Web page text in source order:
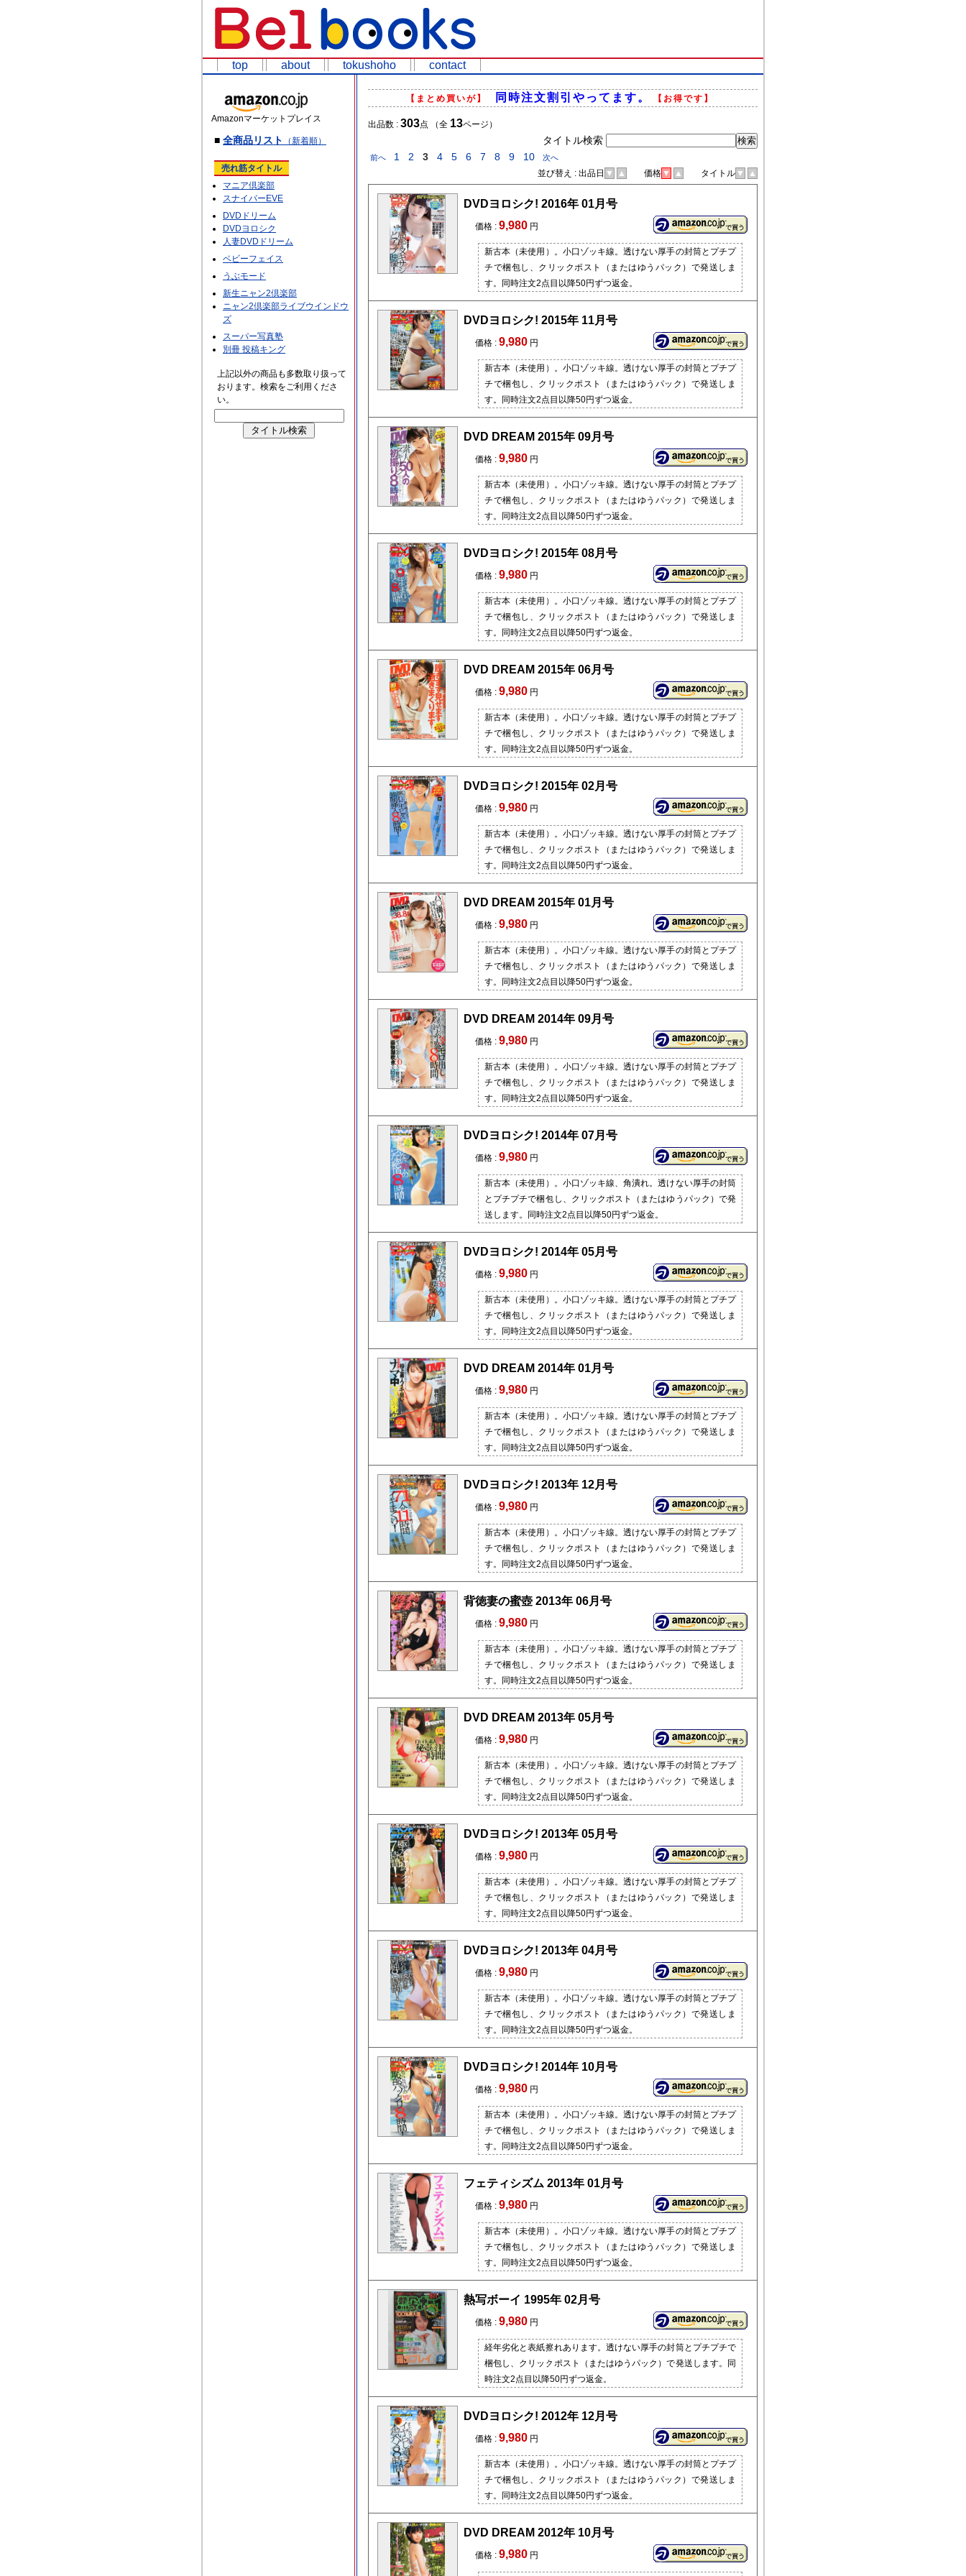
top about tokushoho contact
【まとめ買いが】 同時注文割引やってます。 【お得です】
出品数 : 303点 （全 13ページ）
タイトル検索
前へ 1 2 3 4 5 6 7 8 9 10 次へ
並び替え : 出品日 ▼ ▲ 価格 ▼ ▲ タイトル ▼ ▲
DVDヨロシク! 2016年 01月号
価格 : 9,980 円
新古本（未使用）。小口ゾッキ線。透けない厚手の封筒とプチプ
チで梱包し、クリックポスト（またはゆうパック）で発送しま
す。同時注文2点目以降50円ずつ返金。
DVDヨロシク! 2015年 11月号
価格 : 9,980 円
新古本（未使用）。小口ゾッキ線。透けない厚手の封筒とプチプ
チで梱包し、クリックポスト（またはゆうパック）で発送しま
す。同時注文2点目以降50円ずつ返金。
DVD DREAM 2015年 09月号
価格 : 9,980 円
新古本（未使用）。小口ゾッキ線。透けない厚手の封筒とプチプ
チで梱包し、クリックポスト（またはゆうパック）で発送しま
す。同時注文2点目以降50円ずつ返金。
DVDヨロシク! 2015年 08月号
価格 : 9,980 円
新古本（未使用）。小口ゾッキ線。透けない厚手の封筒とプチプ
チで梱包し、クリックポスト（またはゆうパック）で発送しま
す。同時注文2点目以降50円ずつ返金。
DVD DREAM 2015年 06月号
価格 : 9,980 円
新古本（未使用）。小口ゾッキ線。透けない厚手の封筒とプチプ
チで梱包し、クリックポスト（またはゆうパック）で発送しま
す。同時注文2点目以降50円ずつ返金。
DVDヨロシク! 2015年 02月号
価格 : 9,980 円
新古本（未使用）。小口ゾッキ線。透けない厚手の封筒とプチプ
チで梱包し、クリックポスト（またはゆうパック）で発送しま
す。同時注文2点目以降50円ずつ返金。
DVD DREAM 2015年 01月号
価格 : 9,980 円
新古本（未使用）。小口ゾッキ線。透けない厚手の封筒とプチプ
チで梱包し、クリックポスト（またはゆうパック）で発送しま
す。同時注文2点目以降50円ずつ返金。
DVD DREAM 2014年 09月号
価格 : 9,980 円
新古本（未使用）。小口ゾッキ線。透けない厚手の封筒とプチプ
チで梱包し、クリックポスト（またはゆうパック）で発送しま
す。同時注文2点目以降50円ずつ返金。
DVDヨロシク! 2014年 07月号
価格 : 9,980 円
新古本（未使用）。小口ゾッキ線、角潰れ。透けない厚手の封筒
とプチプチで梱包し、クリックポスト（またはゆうパック）で発
送します。同時注文2点目以降50円ずつ返金。
DVDヨロシク! 2014年 05月号
価格 : 9,980 円
新古本（未使用）。小口ゾッキ線。透けない厚手の封筒とプチプ
チで梱包し、クリックポスト（またはゆうパック）で発送しま
す。同時注文2点目以降50円ずつ返金。
DVD DREAM 2014年 01月号
価格 : 9,980 円
新古本（未使用）。小口ゾッキ線。透けない厚手の封筒とプチプ
チで梱包し、クリックポスト（またはゆうパック）で発送しま
す。同時注文2点目以降50円ずつ返金。
DVDヨロシク! 2013年 12月号
価格 : 9,980 円
新古本（未使用）。小口ゾッキ線。透けない厚手の封筒とプチプ
チで梱包し、クリックポスト（またはゆうパック）で発送しま
す。同時注文2点目以降50円ずつ返金。
背徳妻の蜜壺 2013年 06月号
価格 : 9,980 円
新古本（未使用）。小口ゾッキ線。透けない厚手の封筒とプチプ
チで梱包し、クリックポスト（またはゆうパック）で発送しま
す。同時注文2点目以降50円ずつ返金。
DVD DREAM 2013年 05月号
価格 : 9,980 円
新古本（未使用）。小口ゾッキ線。透けない厚手の封筒とプチプ
チで梱包し、クリックポスト（またはゆうパック）で発送しま
す。同時注文2点目以降50円ずつ返金。
DVDヨロシク! 2013年 05月号
価格 : 9,980 円
新古本（未使用）。小口ゾッキ線。透けない厚手の封筒とプチプ
チで梱包し、クリックポスト（またはゆうパック）で発送しま
す。同時注文2点目以降50円ずつ返金。
DVDヨロシク! 2013年 04月号
価格 : 9,980 円
新古本（未使用）。小口ゾッキ線。透けない厚手の封筒とプチプ
チで梱包し、クリックポスト（またはゆうパック）で発送しま
す。同時注文2点目以降50円ずつ返金。
DVDヨロシク! 2014年 10月号
価格 : 9,980 円
新古本（未使用）。小口ゾッキ線。透けない厚手の封筒とプチプ
チで梱包し、クリックポスト（またはゆうパック）で発送しま
す。同時注文2点目以降50円ずつ返金。
フェティシズム 2013年 01月号
価格 : 9,980 円
新古本（未使用）。小口ゾッキ線。透けない厚手の封筒とプチプ
チで梱包し、クリックポスト（またはゆうパック）で発送しま
す。同時注文2点目以降50円ずつ返金。
熱写ボーイ 1995年 02月号
価格 : 9,980 円
経年劣化と表紙擦れあります。透けない厚手の封筒とプチプチで
梱包し、クリックポスト（またはゆうパック）で発送します。同
時注文2点目以降50円ずつ返金。
DVDヨロシク! 2012年 12月号
価格 : 9,980 円
新古本（未使用）。小口ゾッキ線。透けない厚手の封筒とプチプ
チで梱包し、クリックポスト（またはゆうパック）で発送しま
す。同時注文2点目以降50円ずつ返金。
DVD DREAM 2012年 10月号
価格 : 9,980 円
Amazonマーケットプレイス
■ 全商品リスト （新着順）
売れ筋タイトル
マニア倶楽部
スナイパーEVE
DVDドリーム
DVDヨロシク
人妻DVDドリーム
ベビーフェイス
うぶモード
新生ニャン2倶楽部
ニャン2倶楽部ライブウインドウ
ズ
スーパー写真塾
別冊 投稿キング
上記以外の商品も多数取り扱って
おります。検索をご利用くださ
い。